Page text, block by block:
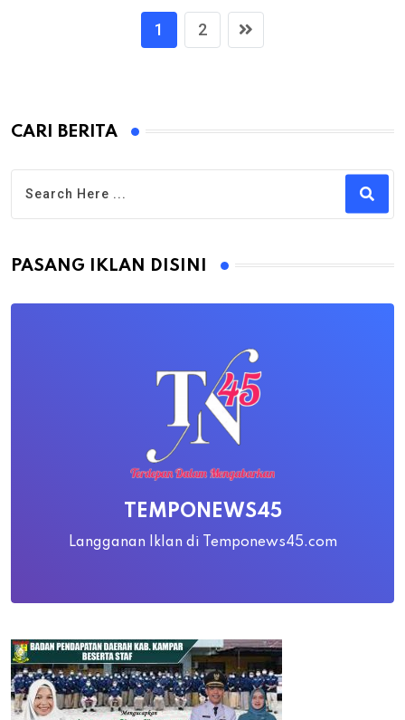
1 2
CARI BERITA
PASANG IKLAN DISINI
TEMPONEWS45
Langganan Iklan di Temponews45.com